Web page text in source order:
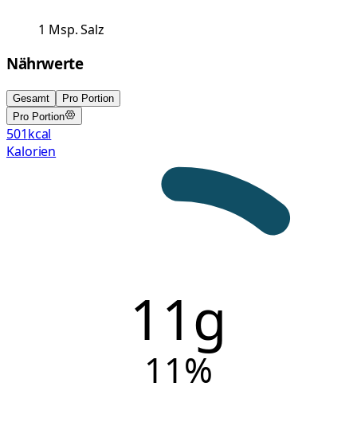
1 Msp.Salz
Nährwerte
Gesamt
Pro Portion
Pro Portion
501kcal
Kalorien
11g
11%